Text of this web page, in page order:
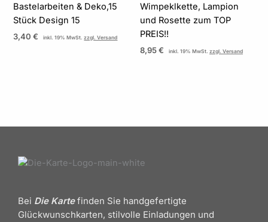
Bastelarbeiten & Deko,15
Stück Design 15
3,40€ inkl. 19% MwSt.zzgl. Versand
Wimpeklkette, Lampion
und Rosette zum TOP
PREIS!!
8,95€ inkl. 19% MwSt. zzgl. Versand
Bei Die Kartefinden Sie handgefertigte
Glückwunschkarten, stilvolle Einladungen und